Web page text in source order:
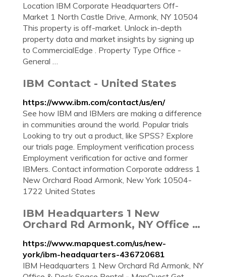
Location IBM Corporate Headquarters Off-
Market 1 North Castle Drive, Armonk, NY 10504
This property is off-market. Unlock in-depth
property data and market insights by signing up
to CommercialEdge . Property Type Office -
General …
IBM Contact - United States
https://www.ibm.com/contact/us/en/
See how IBM and IBMers are making a difference
in communities around the world. Popular trials
Looking to try out a product, like SPSS? Explore
our trials page. Employment verification process
Employment verification for active and former
IBMers. Contact information Corporate address 1
New Orchard Road Armonk, New York 10504-
1722 United States
IBM Headquarters 1 New
Orchard Rd Armonk, NY Office …
https://www.mapquest.com/us/new-
york/ibm-headquarters-436720681
IBM Headquarters 1 New Orchard Rd Armonk, NY